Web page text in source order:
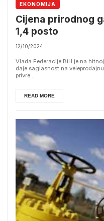
EKONOMIJA
Cijena prirodnog
1,4 posto
12/10/2024
Vlada Federacije BiH je na
daje saglasnost na
privre...
READ MORE